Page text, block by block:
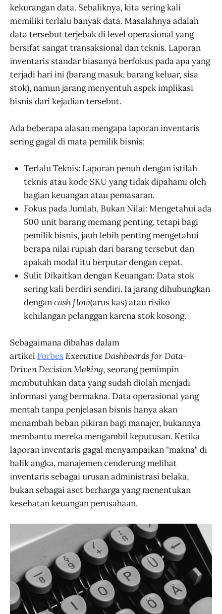
kekurangan data. Sebaliknya, kita sering kali
memiliki terlalu banyak data. Masalahnya adalah
data tersebut terjebak di level operasional yang
bersifat sangat transaksional dan teknis. Laporan
inventaris standar biasanya berfokus pada apa yang
terjadi hari ini (barang masuk, barang keluar, sisa
stok), namun jarang menyentuh aspek implikasi
bisnis dari kejadian tersebut.
Ada beberapa alasan mengapa laporan inventaris
sering gagal di mata pemilik bisnis:
Terlalu Teknis: Laporan penuh dengan istilah
teknis atau kode SKU yang tidak dipahami oleh
bagian keuangan atau pemasaran.
Fokus pada Jumlah, Bukan Nilai: Mengetahui ada
500 unit barang memang penting, tetapi bagi
pemilik bisnis, jauh lebih penting mengetahui
berapa nilai rupiah dari barang tersebut dan
apakah modal itu berputar dengan cepat.
Sulit Dikaitkan dengan Keuangan: Data stok
sering kali berdiri sendiri. Ia jarang dihubungkan
dengancash flow(arus kas) atau risiko
kehilangan pelanggan karena stok kosong.
Sebagaimana dibahas dalam
artikel Forbes Executive Dashboards for Data-
Driven Decision Making, seorang pemimpin
membutuhkan data yang sudah diolah menjadi
informasi yang bermakna. Data operasional yang
mentah tanpa penjelasan bisnis hanya akan
menambah beban pikiran bagi manajer, bukannya
membantu mereka mengambil keputusan. Ketika
laporan inventaris gagal menyampaikan "makna" di
balik angka, manajemen cenderung melihat
inventaris sebagai urusan administrasi belaka,
bukan sebagai aset berharga yang menentukan
kesehatan keuangan perusahaan.